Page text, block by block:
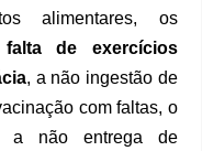
alimentares, os
falta de exercícios
, a não ingestão de
com faltas, o
a não entrega de